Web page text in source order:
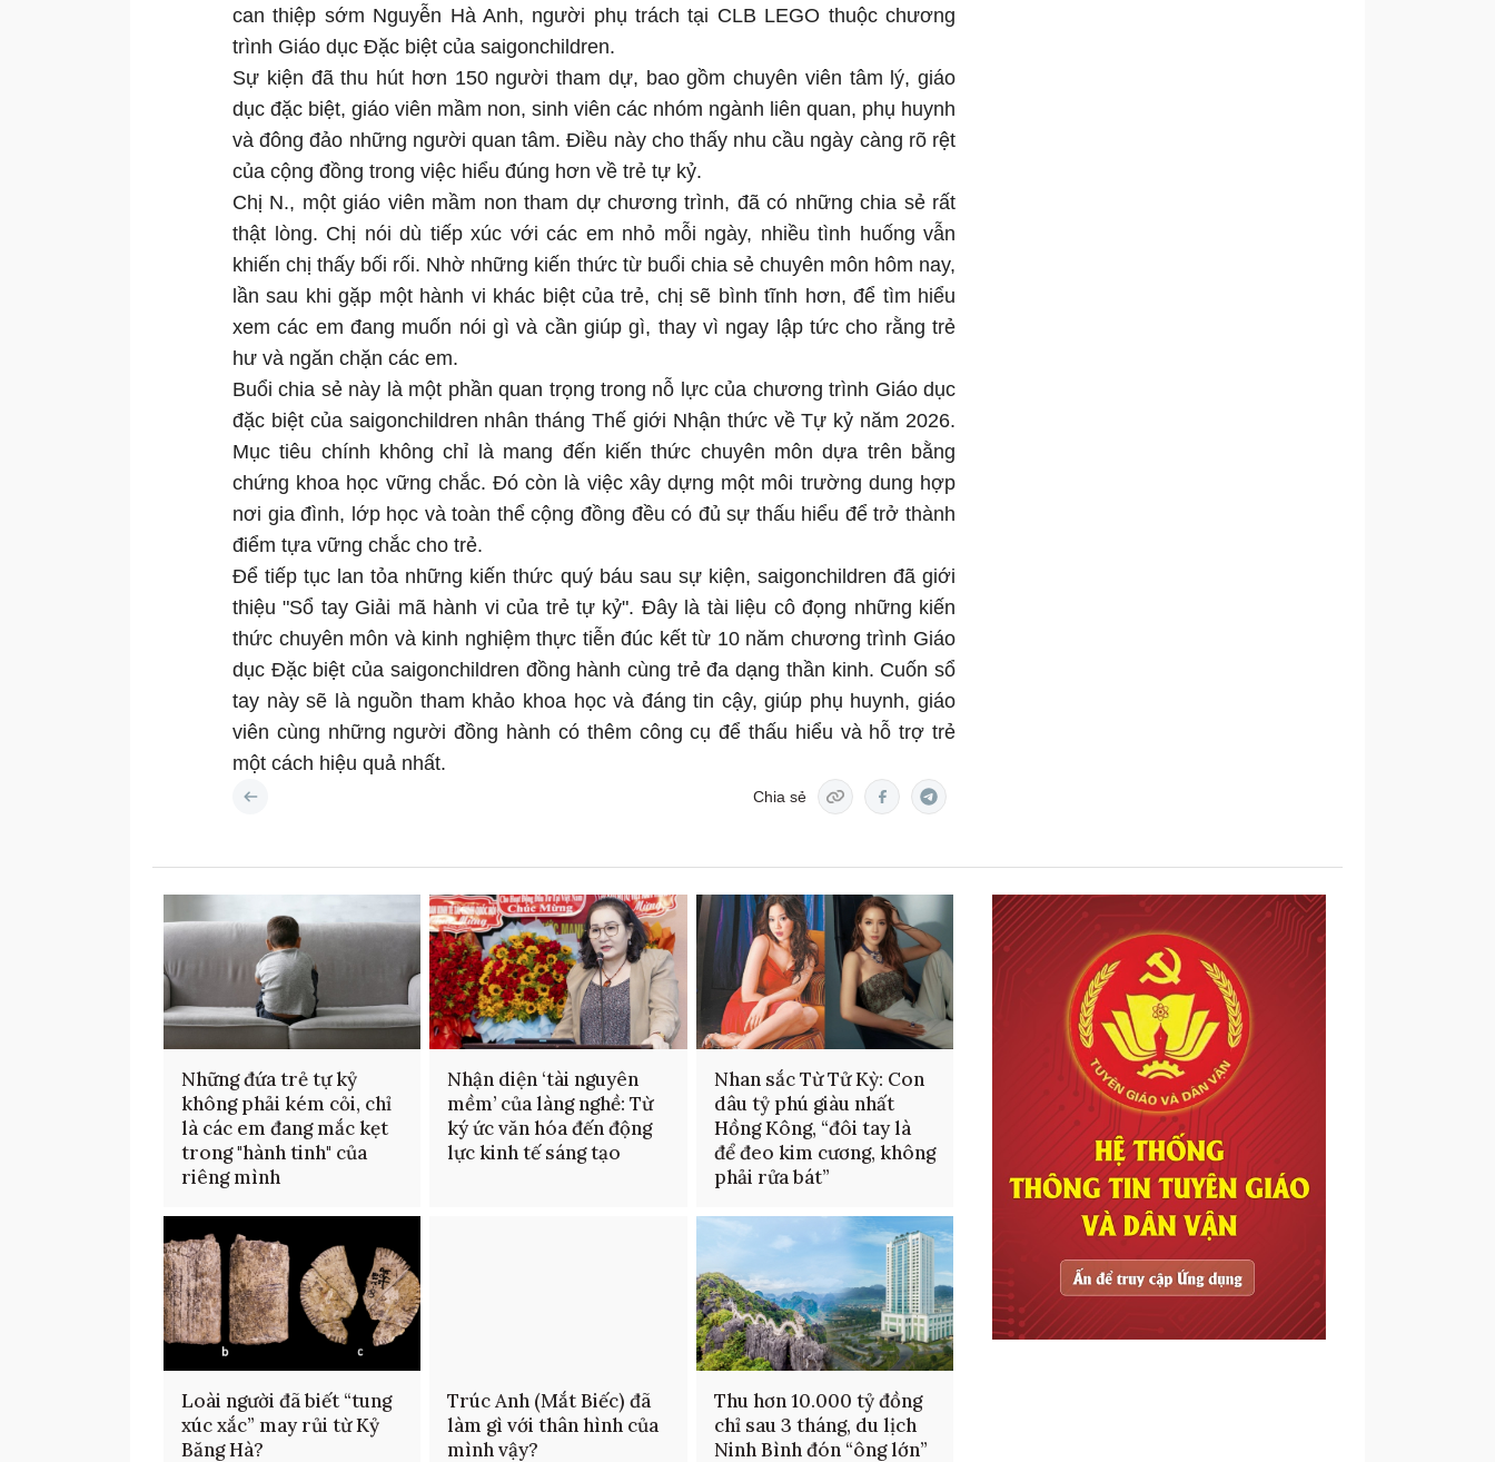
can thiệp sớm Nguyễn Hà Anh, người phụ trách tại CLB LEGO thuộc chương
trình Giáo dục Đặc biệt của saigonchildren.
Sự kiện đã thu hút hơn 150 người tham dự, bao gồm chuyên viên tâm lý, giáo
dục đặc biệt, giáo viên mầm non, sinh viên các nhóm ngành liên quan, phụ huynh
và đông đảo những người quan tâm. Điều này cho thấy nhu cầu ngày càng rõ rệt
của cộng đồng trong việc hiểu đúng hơn về trẻ tự kỷ.
Chị N., một giáo viên mầm non tham dự chương trình, đã có những chia sẻ rất
thật lòng. Chị nói dù tiếp xúc với các em nhỏ mỗi ngày, nhiều tình huống vẫn
khiến chị thấy bối rối. Nhờ những kiến thức từ buổi chia sẻ chuyên môn hôm nay,
lần sau khi gặp một hành vi khác biệt của trẻ, chị sẽ bình tĩnh hơn, để tìm hiểu
xem các em đang muốn nói gì và cần giúp gì, thay vì ngay lập tức cho rằng trẻ
hư và ngăn chặn các em.
Buổi chia sẻ này là một phần quan trọng trong nỗ lực của chương trình Giáo dục
đặc biệt của saigonchildren nhân tháng Thế giới Nhận thức về Tự kỷ năm 2026.
Mục tiêu chính không chỉ là mang đến kiến thức chuyên môn dựa trên bằng
chứng khoa học vững chắc. Đó còn là việc xây dựng một môi trường dung hợp
nơi gia đình, lớp học và toàn thể cộng đồng đều có đủ sự thấu hiểu để trở thành
điểm tựa vững chắc cho trẻ.
Để tiếp tục lan tỏa những kiến thức quý báu sau sự kiện, saigonchildren đã giới
thiệu "Sổ tay Giải mã hành vi của trẻ tự kỷ". Đây là tài liệu cô đọng những kiến
thức chuyên môn và kinh nghiệm thực tiễn đúc kết từ 10 năm chương trình Giáo
dục Đặc biệt của saigonchildren đồng hành cùng trẻ đa dạng thần kinh. Cuốn sổ
tay này sẽ là nguồn tham khảo khoa học và đáng tin cậy, giúp phụ huynh, giáo
viên cùng những người đồng hành có thêm công cụ để thấu hiểu và hỗ trợ trẻ
một cách hiệu quả nhất.
Chia sẻ
Những đứa trẻ tự kỷ
không phải kém cỏi, chỉ
là các em đang mắc kẹt
trong "hành tinh" của
riêng mình
Nhận diện ‘tài nguyên
mềm’ của làng nghề: Từ
ký ức văn hóa đến động
lực kinh tế sáng tạo
Nhan sắc Từ Tử Kỳ: Con
dâu tỷ phú giàu nhất
Hồng Kông, “đôi tay là
để đeo kim cương, không
phải rửa bát”
Loài người đã biết “tung
xúc xắc” may rủi từ Kỷ
Băng Hà?
Trúc Anh (Mắt Biếc) đã
làm gì với thân hình của
mình vậy?
Thu hơn 10.000 tỷ đồng
chỉ sau 3 tháng, du lịch
Ninh Bình đón “ông lớn”